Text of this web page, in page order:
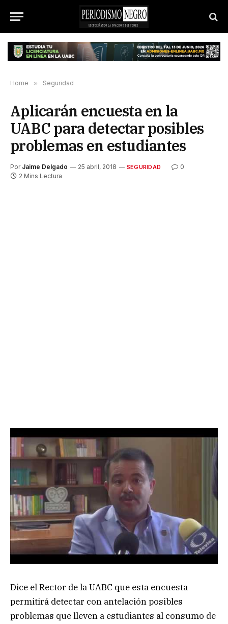
Home » Seguridad
Aplicarán encuesta en la
UABC para detectar posibles
problemas en estudiantes
Por Jaime Delgado 25 abril, 2018 SEGURIDAD
0
2 Mins Lectura
Dice el Rector de la UABC que esta encuesta
permitirá detectar con antelación posibles
problemas que lleven a estudiantes al consumo de